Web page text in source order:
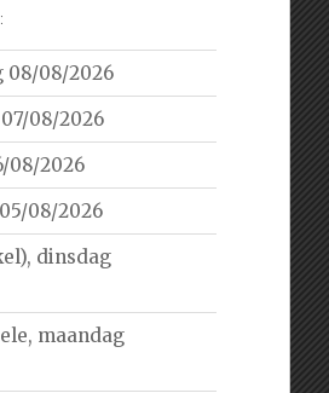
08/08/2026
08/2026
08/2026
08/2026
dinsdag
maandag